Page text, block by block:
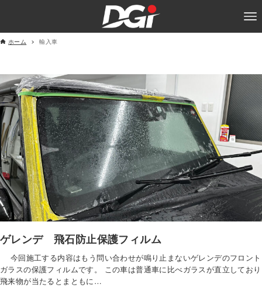
ホーム 輸入車
ゲレンデ 飛石防止保護フィルム
今回施工する内容はもう問い合わせが鳴り止まないゲレンデのフロント
ガラスの保護フィルムです。 この車は普通車に比べガラスが直立しており
飛来物が当たるとまともに…